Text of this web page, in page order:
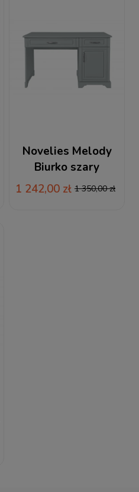
Novelies Melody
Biurko szary
1 242,00 zł 1 350,00 zł